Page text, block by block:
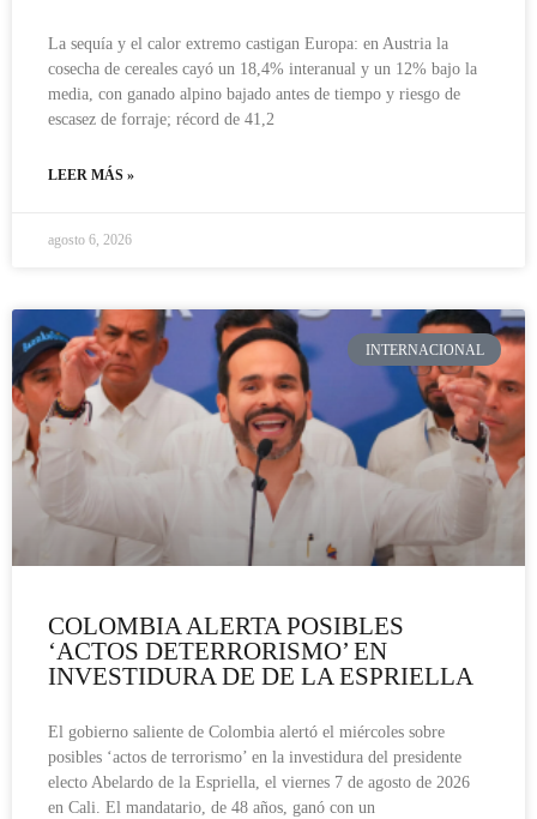
La sequía y el calor extremo castigan Europa: en Austria la
cosecha de cereales cayó un 18,4% interanual y un 12% bajo la
media, con ganado alpino bajado antes de tiempo y riesgo de
escasez de forraje; récord de 41,2
LEER MÁS »
agosto 6, 2026
INTERNACIONAL
COLOMBIA ALERTA POSIBLES
‘ACTOS DETERRORISMO’ EN
INVESTIDURA DE DE LA ESPRIELLA
El gobierno saliente de Colombia alertó el miércoles sobre
posibles ‘actos de terrorismo’ en la investidura del presidente
electo Abelardo de la Espriella, el viernes 7 de agosto de 2026
en Cali. El mandatario, de 48 años, ganó con un